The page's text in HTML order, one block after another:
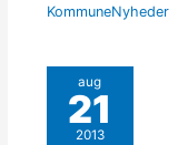
KommuneNyheder
aug
21
2013